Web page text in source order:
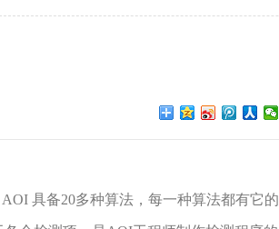
具备20多种算法，每一种算法都有它的